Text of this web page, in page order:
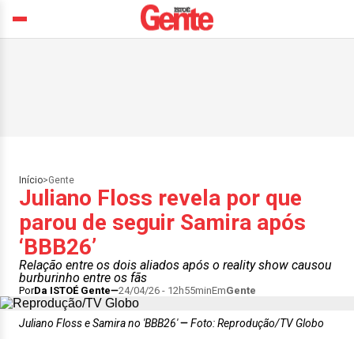
Início>Gente
Juliano Floss revela por que
parou de seguir Samira após
‘BBB26’
Relação entre os dois aliados após o reality show causou
burburinho entre os fãs
PorDa ISTOÉ Gente 24/04/26 - 12h55minEmGente
Juliano Floss e Samira no 'BBB26' Foto: Reprodução/TV Globo